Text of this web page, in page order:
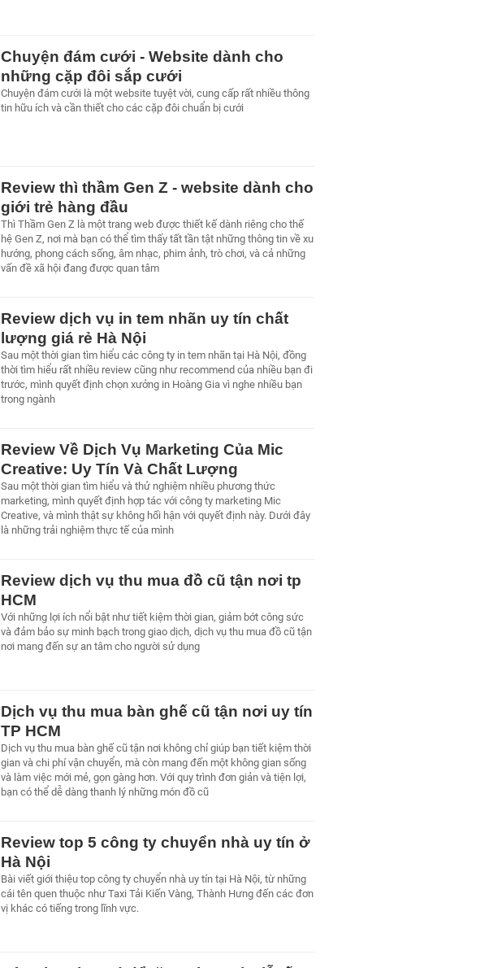
Chuyện đám cưới - Website dành cho
những cặp đôi sắp cưới
Chuyện đám cưới là một website tuyệt vời, cung cấp rất nhiều thông
tin hữu ích và cần thiết cho các cặp đôi chuẩn bị cưới
Review thì thầm Gen Z - website dành cho
giới trẻ hàng đầu
Thì Thầm Gen Z là một trang web được thiết kế dành riêng cho thế
hệ Gen Z, nơi mà bạn có thể tìm thấy tất tần tật những thông tin về xu
hướng, phong cách sống, âm nhạc, phim ảnh, trò chơi, và cả những
vấn đề xã hội đang được quan tâm
Review dịch vụ in tem nhãn uy tín chất
lượng giá rẻ Hà Nội
Sau một thời gian tìm hiểu các công ty in tem nhãn tại Hà Nội, đồng
thời tìm hiểu rất nhiều review cũng như recommend của nhiều bạn đi
trước, mình quyết định chọn xưởng in Hoàng Gia vì nghe nhiều bạn
trong ngành
Review Về Dịch Vụ Marketing Của Mic
Creative: Uy Tín Và Chất Lượng
Sau một thời gian tìm hiểu và thử nghiệm nhiều phương thức
marketing, mình quyết định hợp tác với công ty marketing Mic
Creative, và mình thật sự không hối hận với quyết định này. Dưới đây
là những trải nghiệm thực tế của mình
Review dịch vụ thu mua đồ cũ tận nơi tp
HCM
Với những lợi ích nổi bật như tiết kiệm thời gian, giảm bớt công sức
và đảm bảo sự minh bạch trong giao dịch, dịch vụ thu mua đồ cũ tận
nơi mang đến sự an tâm cho người sử dụng
Dịch vụ thu mua bàn ghế cũ tận nơi uy tín
TP HCM
Dịch vụ thu mua bàn ghế cũ tận nơi không chỉ giúp bạn tiết kiệm thời
gian và chi phí vận chuyển, mà còn mang đến một không gian sống
và làm việc mới mẻ, gọn gàng hơn. Với quy trình đơn giản và tiện lợi,
bạn có thể dễ dàng thanh lý những món đồ cũ
Review top 5 công ty chuyển nhà uy tín ở
Hà Nội
Bài viết giới thiệu top công ty chuyển nhà uy tín tại Hà Nội, từ những
cái tên quen thuộc như Taxi Tải Kiến Vàng, Thành Hưng đến các đơn
vị khác có tiếng trong lĩnh vực.